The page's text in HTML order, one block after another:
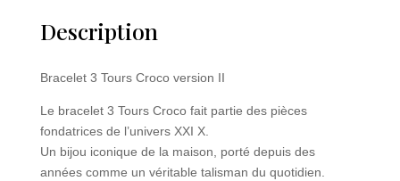
Tours
version
Description
Bracelet 3 Tours Croco version II
Le bracelet 3 Tours Croco fait partie des pièces
fondatrices de l’univers XXI X.
Un bijou iconique de la maison, porté depuis des
années comme un véritable talisman du quotidien.